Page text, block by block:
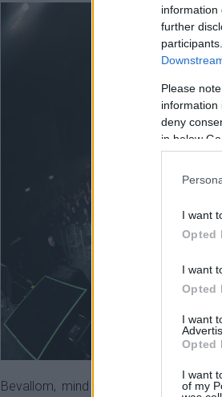
information
further
Please
information
deny
in below
I want
Opted
I want
Opted
I want
Opted
I want
of my
Bevallom, mind elhelyezkedés, mind